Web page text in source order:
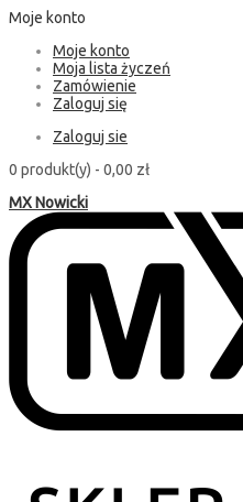
Moje konto
Moje konto
Moja lista życzeń
Zamówienie
Zaloguj się
Zaloguj sie
0 produkt(y) - 0,00 zł
MX Nowicki